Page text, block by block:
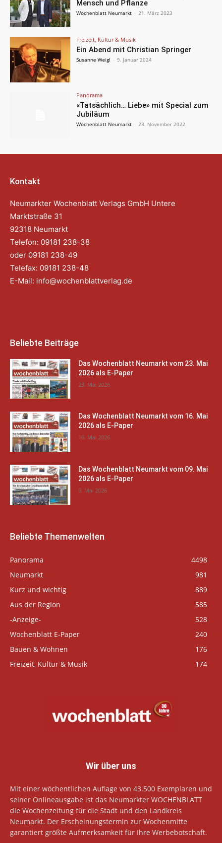
Mensch und Pflanze
Wochenblatt Neumarkt - 21. März 2023
Freizeit, Kultur & Musik
Ein Abend mit Christian Springer
Susanne Weigl - 9. Januar 2024
Panorama
«Tatsächlich… Liebe» mit Special zum
Jubiläum
Wochenblatt Neumarkt - 23. November 2022
Kontakt
Neumarkter Wochenblatt Verlags GmbH Untere
Marktstraße 31
92318 Neumarkt
Telefon: 09181 238-38
oder 09181 238-49
Telefax: 09181 238-48
E-Mail: info@wochenblattverlag.de
Beliebte Beiträge
Das Wochenblatt Neumarkt vom 23. Mai
2026 als E-Paper
23. Mai 2026
Das Wochenblatt Neumarkt vom 16. Mai
2026 als E-Paper
16. Mai 2026
Das Wochenblatt Neumarkt vom 09. Mai
2026 als E-Paper
9. Mai 2026
Beliebte Themenwelten
Panorama
4498
Neumarkt
981
Kurz und wichtig
889
Aus der Region
585
-Anzeige-
528
Wochenblatt E-Paper
240
Bauen & Wohnen
176
Freizeit, Kultur & Musik
174
Wir über uns
Mit einer wöchentlichen Auflage von 43.500 Exemplaren und
seiner Onlineausgabe ist das Neumarkter WOCHENBLATT
die Wochenzeitung für die Stadt und den Landkreis
Neumarkt. Der Erscheinungstermin zur Wochenmitte
garantiert größte Aufmerksamkeit für Ihre Werbebotschaft.